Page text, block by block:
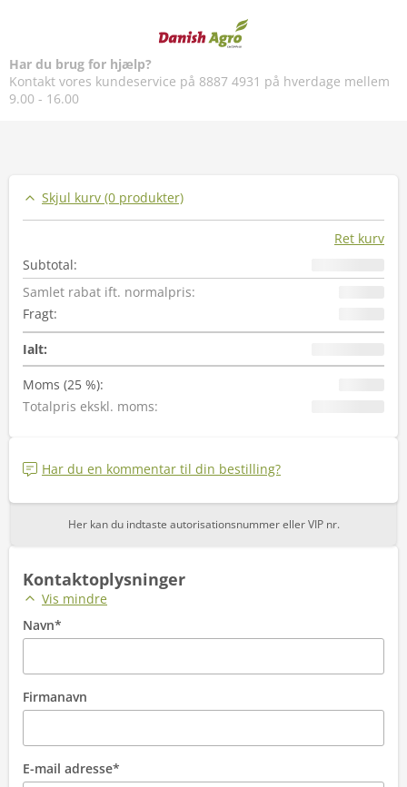
Har du brug for hjælp?
Kontakt vores kundeservice på 8887 4931 på hverdage mellem
9.00 - 16.00
Kontaktoplysninger
Vis mindre
Navn*
Firmanavn
E-mail adresse*
Skjul kurv (0 produkter)
Ret kurv
Subtotal:
Samlet rabat ift. normalpris:
Fragt:
Ialt:
Moms (25 %):
Totalpris ekskl. moms:
Har du en kommentar til din bestilling?
Her kan du indtaste autorisationsnummer eller VIP nr.